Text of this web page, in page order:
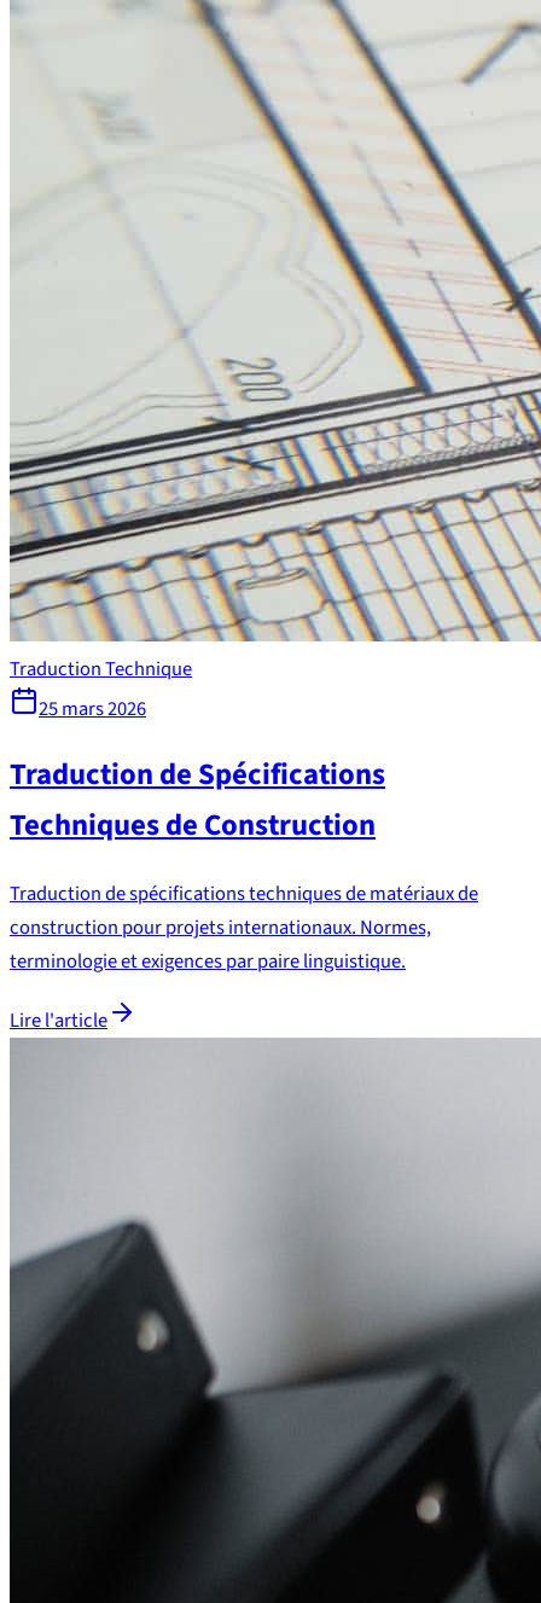
Traduction Technique
25 mars 2026
Traduction de Spécifications
Techniques de Construction
Traduction de spécifications techniques de matériaux de
construction pour projets internationaux. Normes,
terminologie et exigences par paire linguistique.
Lire l'article